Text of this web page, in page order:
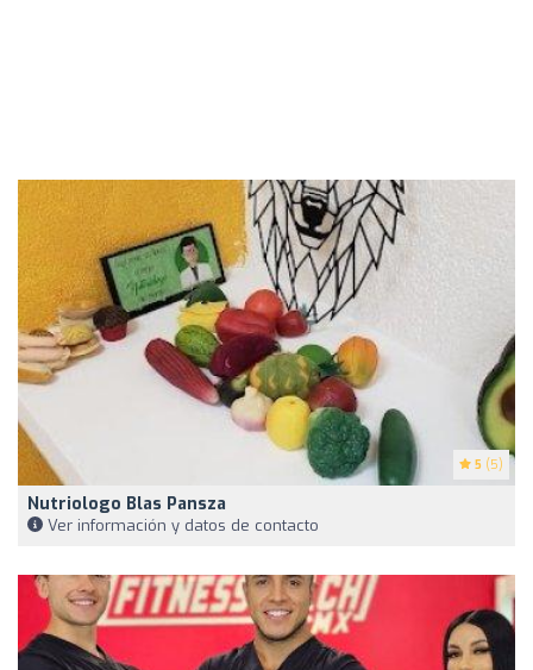
5 (5)
Nutriologo Blas Pansza
Ver información y datos de contacto